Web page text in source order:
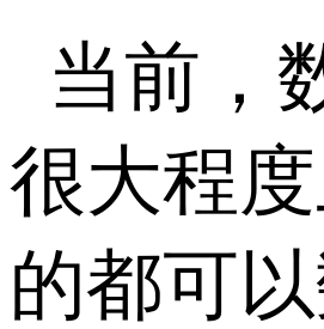
当前，
很大程
的都可